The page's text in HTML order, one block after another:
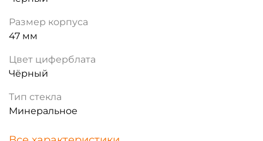
Размер корпуса
47 мм
Цвет циферблата
Чёрный
Тип стекла
Минеральное